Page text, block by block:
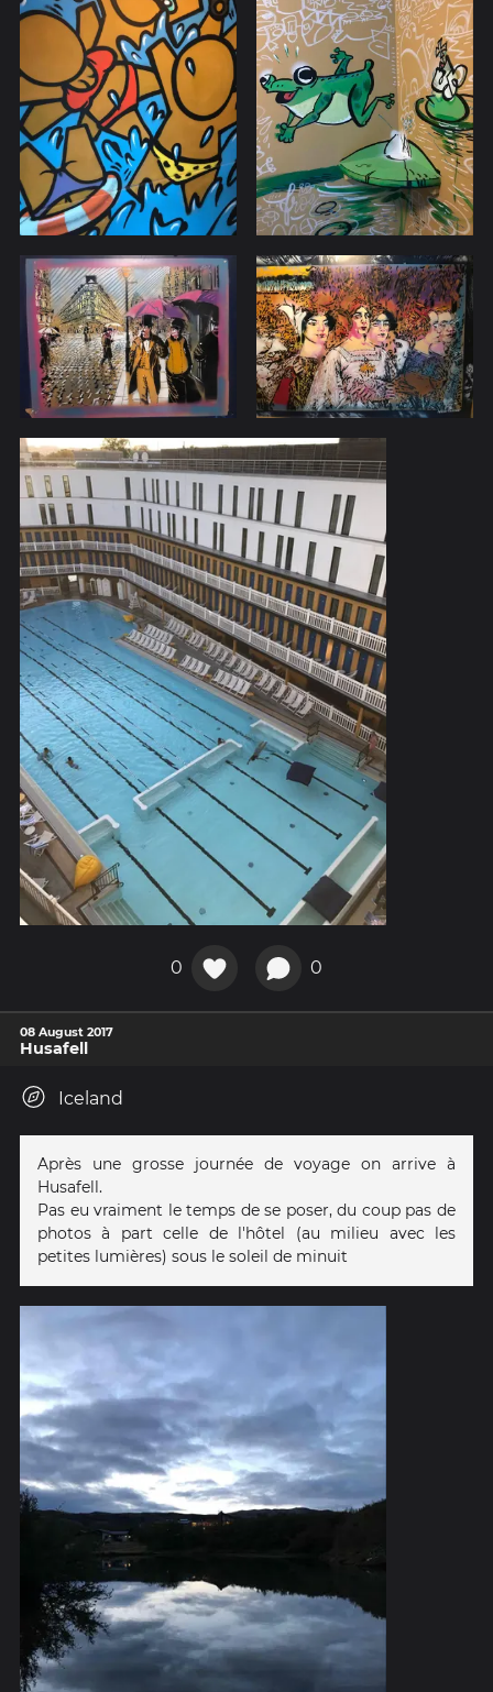
0 0
08 August 2017
Husafell
Iceland
Après une grosse journée de voyage on arrive à
Husafell.
Pas eu vraiment le temps de se poser, du coup pas de
photos à part celle de l'hôtel (au milieu avec les
petites lumières) sous le soleil de minuit